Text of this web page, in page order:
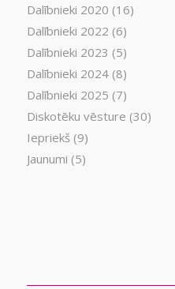
Dalībnieki 2020 (16)
Dalībnieki 2022 (6)
Dalībnieki 2023 (5)
Dalībnieki 2024(8)
Dalībnieki 2025 (7)
Diskotēku vēsture (30)
Iepriekš(9)
Jaunumi (5)